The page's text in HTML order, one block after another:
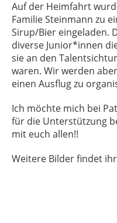
Auf der Heimfahrt
Familie Steinmann zu
Sirup/Bier eingeladen.
diverse Junior*innen
sie an den
waren. Wir werden
einen Ausflug zu
Ich möchte mich bei
für die Unterstützung
mit euch allen!!
Weitere Bilder findet